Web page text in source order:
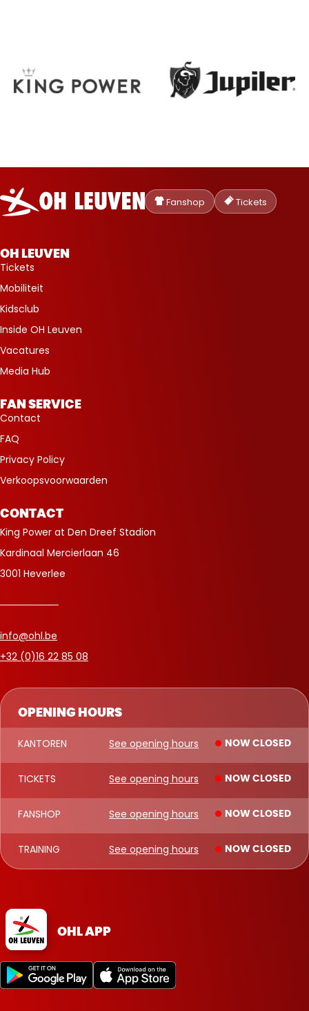
Oud-
Heverlee
Leuven
Fanshop Tickets
OPENING HOURS
KANTOREN See opening hours NOW CLOSED
TICKETS See opening hours NOW CLOSED
FANSHOP See opening hours NOW CLOSED
TRAINING See opening hours NOW CLOSED
OH LEUVEN
Tickets
Mobiliteit
Kidsclub
Inside OH Leuven
Vacatures
Media Hub
FAN SERVICE
Contact
FAQ
Privacy Policy
Verkoopsvoorwaarden
CONTACT
King Power at Den Dreef Stadion
Kardinaal Mercierlaan 46
3001 Heverlee
info@ohl.be
+32 (0)16 22 85 08
OHL APP